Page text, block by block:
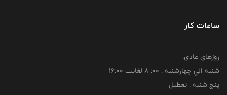
ساعات کار
روزهای عادی:
شنبه الي چهارشنبه : 00: 8 لغايت 16:00
پنج شنبه : تعطیل